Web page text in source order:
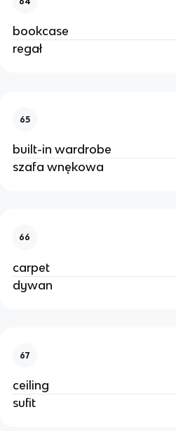
bookcase
regał
65
built-in wardrobe
szafa wnękowa
66
carpet
dywan
67
ceiling
sufit